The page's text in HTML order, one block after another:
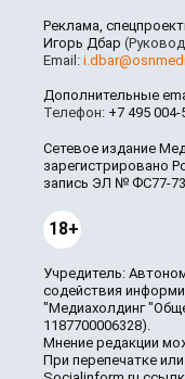
Реклама,
Игорь Дбар
Email:
Дополнительные
Телефон: +7 495 004-
Сетевое издание
зарегистрировано
запись ЭЛ № ФС77-
18+
Учредитель:
содействия
"Медиахолдинг
1187700006328).
Мнение редакции
При перепечатке